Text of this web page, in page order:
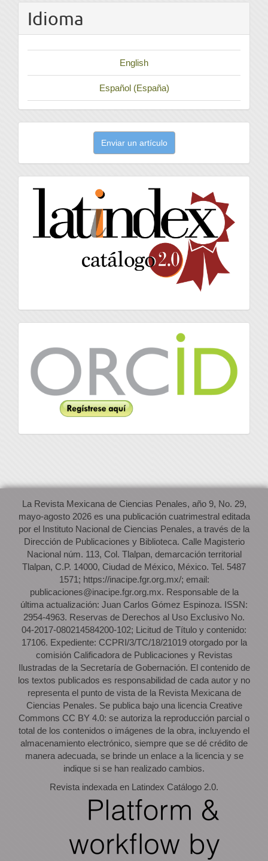
Idioma
English
Español (España)
artículo
Enviar un artículo
latindex
La Revista Mexicana de Ciencias Penales, año 9, No. 29,
mayo-agosto 2026 es una publicación cuatrimestral editada
por el Instituto Nacional de Ciencias Penales, a través de la
Dirección de Publicaciones y Biblioteca. Calle Magisterio
Nacional núm. 113, Col. Tlalpan, demarcación territorial
Tlalpan, C.P. 14000, Ciudad de México, México. Tel. 5487
1571; https://inacipe.fgr.org.mx/; email:
publicaciones@inacipe.fgr.org.mx. Responsable de la
última actualización: Juan Carlos Gómez Espinoza. ISSN:
2954-4963. Reservas de Derechos al Uso Exclusivo No.
04-2017-080214584200-102; Licitud de Título y contenido:
17106. Expediente: CCPRI/3/TC/18/21019 otorgado por la
comisión Calificadora de Publicaciones y Revistas
Ilustradas de la Secretaría de Gobernación. El contenido de
los textos publicados es responsabilidad de cada autor y no
representa el punto de vista de la Revista Mexicana de
Ciencias Penales. Se publica bajo una licencia Creative
Commons CC BY 4.0: se autoriza la reproducción parcial o
total de los contenidos o imágenes de la obra, incluyendo el
almacenamiento electrónico, siempre que se dé crédito de
manera adecuada, se brinde un enlace a la licencia y se
indique si se han realizado cambios.
Revista indexada en Latindex Catálogo 2.0.